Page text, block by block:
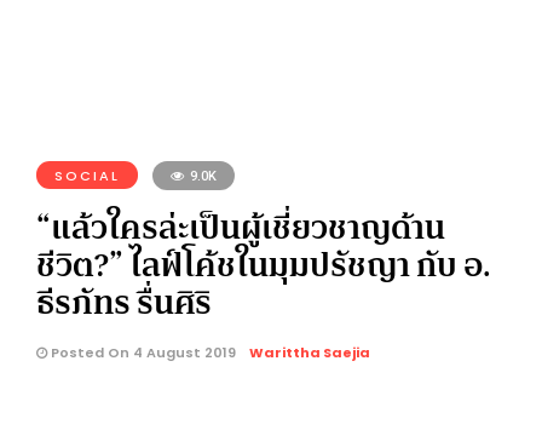
SOCIAL 9.0K
“แล้วใครล่ะเป็นผู้เชี่ยวชาญด้าน
ชีวิต?” ไลฟ์โค้ชในมุมปรัชญา กับ อ.
ธีรภัทร รื่นศิริ
Posted On 4 August 2019 Warittha Saejia